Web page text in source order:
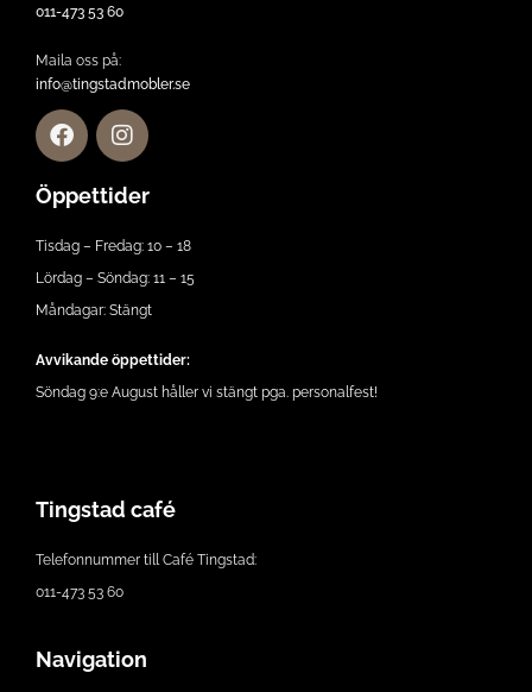
011-473 53 60
Maila oss på:
info@tingstadmobler.se
Öppettider
Tisdag – Fredag: 10 – 18
Lördag – Söndag: 11 – 15
Måndagar: Stängt
Avvikande öppettider:
Söndag 9:e August håller vi stängt pga. personalfest!
Tingstad café
Telefonnummer till Café Tingstad:
011-473 53 60
Navigation